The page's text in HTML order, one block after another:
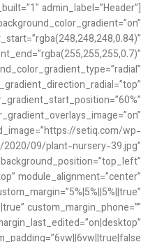
admin_label=”Header”
setiq.com/wp-
09/plant-nursery-39.jpg”
module_alignment=”center”
custom_margin_phone=””